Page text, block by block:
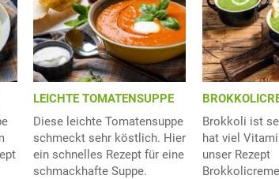
LEICHTE TOMATENSUPPE
Diese leichte Tomatensuppe
schmeckt sehr köstlich. Hier
ein schnelles Rezept für eine
schmackhafte Suppe.
Brokkoli ist
hat viel
unser Rezept